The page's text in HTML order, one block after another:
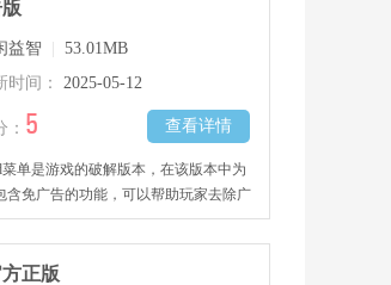
益智
53.01MB
时间：
2025-05-12
查看详情
： 5
单是游戏的破解版本，在该版本中为
含免广告的功能，可以帮助玩家去除广
。
正版